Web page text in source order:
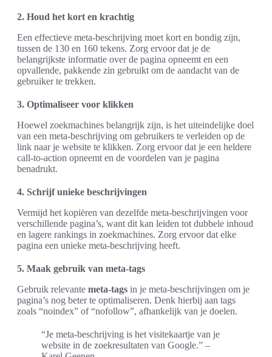
2. Houd het kort en krachtig
Een effectieve meta-beschrijving moet kort en bondig zijn,
tussen de 130 en 160 tekens. Zorg ervoor dat je de
belangrijkste informatie over de pagina opneemt en een
opvallende, pakkende zin gebruikt om de aandacht van de
gebruiker te trekken.
3. Optimaliseer voor klikken
Hoewel zoekmachines belangrijk zijn, is het uiteindelijke doel
van een meta-beschrijving om gebruikers te verleiden op de
link naar je website te klikken. Zorg ervoor dat je een heldere
call-to-action opneemt en de voordelen van je pagina
benadrukt.
4. Schrijf unieke beschrijvingen
Vermijd het kopiëren van dezelfde meta-beschrijvingen voor
verschillende pagina’s, want dit kan leiden tot dubbele inhoud
en lagere rankings in zoekmachines. Zorg ervoor dat elke
pagina een unieke meta-beschrijving heeft.
5. Maak gebruik van meta-tags
Gebruik relevante meta-tags in je meta-beschrijvingen om je
pagina’s nog beter te optimaliseren. Denk hierbij aan tags
zoals “noindex” of “nofollow”, afhankelijk van je doelen.
“Je meta-beschrijving is het visitekaartje van je
website in de zoekresultaten van Google.” –